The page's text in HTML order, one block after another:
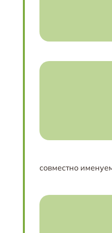
совместно